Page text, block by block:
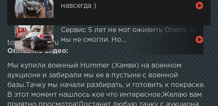
навсегда )
Сервис 5 лет не мог оживить Опель. И
мы не смогли. Но…
topautotube.ru
Описание видео:
Мы купили военный Hummer (Хамви) на военном
аукционе и забирали мы ее в пустыне с военной
базы.Тачку мы начали разбирать, и готовить к покраске.
В этот момент нашлось кое что интересное.Желаю вам
приятно просмотра!Достанет любую тачку с аукциона